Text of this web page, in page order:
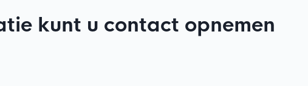
kunt u contact opnemen